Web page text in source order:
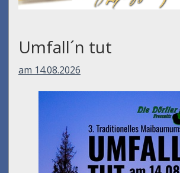
Umfall´n tut
am 14.08.2026